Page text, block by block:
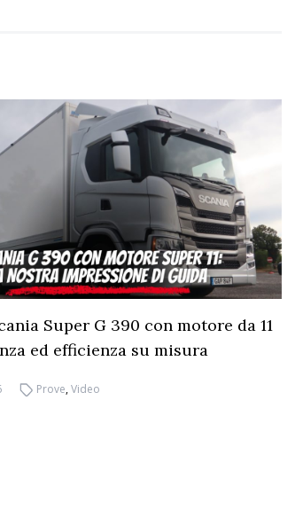
Super G 390 con motore da 11
ed efficienza su misura
Prove,Video